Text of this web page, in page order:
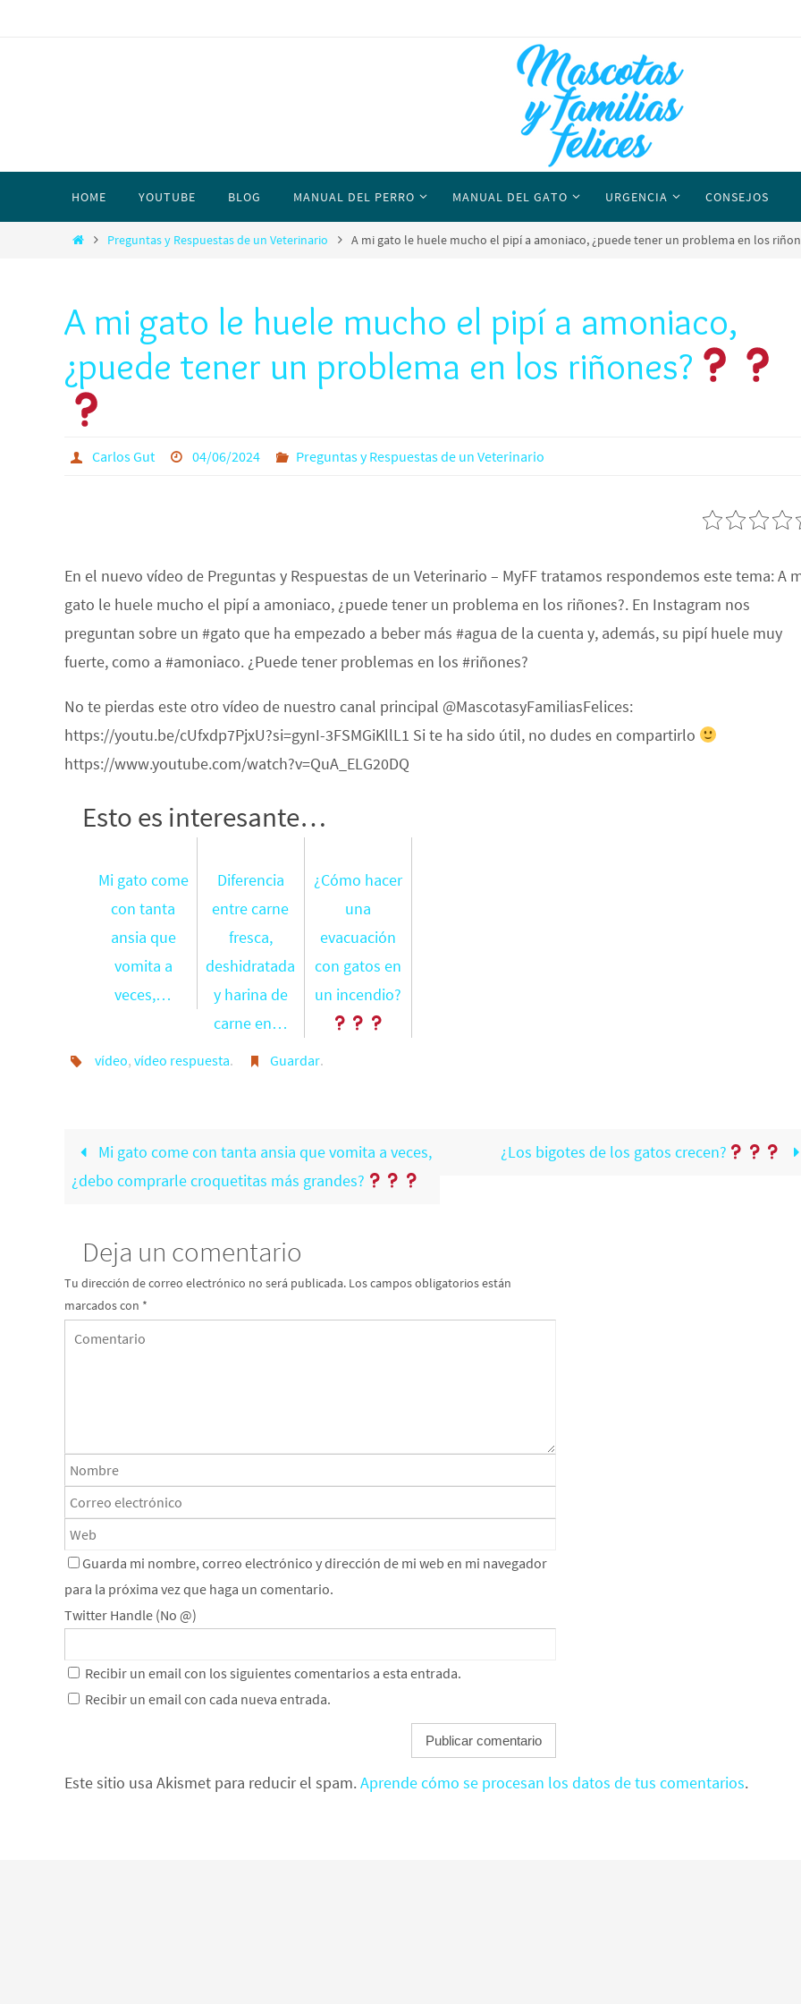
HOME YOUTUBE BLOG MANUAL DEL PERRO MANUAL DEL GATO URGENCIA CONSEJOS
Preguntas y Respuestas de un Veterinario A mi gato le huele mucho el pipí a amoniaco, ¿puede tener un problema en los
A mi gato le huele mucho el pipí a amoniaco,
¿puede tener un problema en los riñones?
Carlos Gut 04/06/2024 Preguntas y Respuestas de un Veterinario
En el nuevo vídeo de Preguntas y Respuestas de un Veterinario – MyFF tratamos respondemos este tema: A
gato le huele mucho el pipí a amoniaco, ¿puede tener un problema en los riñones?. En Instagram nos
preguntan sobre un #gato que ha empezado a beber más #agua de la cuenta y, además, su pipí huele muy
fuerte, como a #amoniaco. ¿Puede tener problemas en los #riñones?
No te pierdas este otro vídeo de nuestro canal principal @MascotasyFamiliasFelices:
https://youtu.be/cUfxdp7PjxU?si=gynI-3FSMGiKllL1 Si te ha sido útil, no dudes en compartirlo
https://www.youtube.com/watch?v=QuA_ELG20DQ
Esto es interesante…
Mi gato come
con tanta
ansia que
vomita a
veces,…
Diferencia
entre carne
fresca,
deshidratada
y harina de
carne en…
¿Cómo hacer
una
evacuación
con gatos en
un incendio?
vídeo, vídeo respuesta. Guardar.
Mi gato come con tanta ansia que vomita a veces,
¿debo comprarle croquetitas más grandes?
¿Los bigotes de los gatos crecen?
Deja un comentario
Tu dirección de correo electrónico no será publicada. Los campos obligatorios están
marcados con *
Guarda mi nombre, correo electrónico y dirección de mi web en mi navegador
para la próxima vez que haga un comentario.
Twitter Handle (No @)
Recibir un email con los siguientes comentarios a esta entrada.
Recibir un email con cada nueva entrada.
Este sitio usa Akismet para reducir el spam.Aprende cómo se procesan los datos de tus comentarios.